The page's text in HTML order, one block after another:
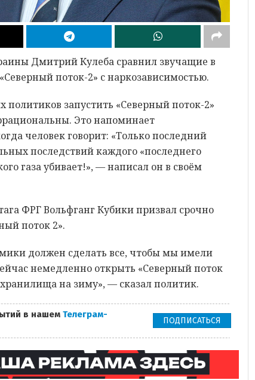
Дмитрий Кулеба сравнил звучащие в
поток-2» с наркозависимостью.
запустить «Северный поток-2»
Это напоминает
человек говорит: «Только последний
последствий каждого «последнего
газа убивает!», — написал он в своём
ФРГ Вольфганг Кубики призвал срочно
поток 2».
должен сделать все, чтобы мы имели
немедленно открыть «Северный поток
на зиму», — сказал политик.
в нашем Телеграм-
ПОДПИСАТЬСЯ